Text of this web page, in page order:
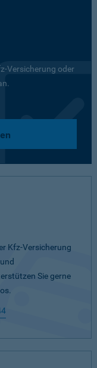
Versicherung oder
Kfz-Versicherung
Sie gerne